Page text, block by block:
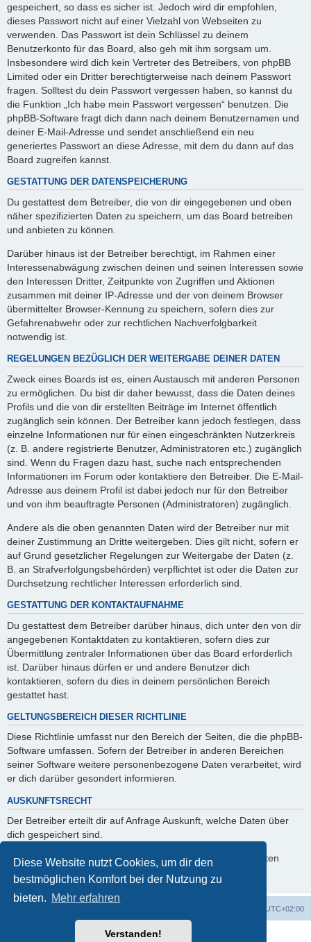
Diese Website nutzt Cookies, um dir den
bestmöglichen Komfort bei der Nutzung zu
bieten. Mehr erfahren
Verstanden!
gespeichert, so dass es sicher ist. Jedoch wird dir empfohlen,
dieses Passwort nicht auf einer Vielzahl von Webseiten zu
verwenden. Das Passwort ist dein Schlüssel zu deinem
Benutzerkonto für das Board, also geh mit ihm sorgsam um.
Insbesondere wird dich kein Vertreter des Betreibers, von phpBB
Limited oder ein Dritter berechtigterweise nach deinem Passwort
fragen. Solltest du dein Passwort vergessen haben, so kannst du
die Funktion „Ich habe mein Passwort vergessen“ benutzen. Die
phpBB-Software fragt dich dann nach deinem Benutzernamen und
deiner E-Mail-Adresse und sendet anschließend ein neu
generiertes Passwort an diese Adresse, mit dem du dann auf das
Board zugreifen kannst.
GESTATTUNG DER DATENSPEICHERUNG
Du gestattest dem Betreiber, die von dir eingegebenen und oben
näher spezifizierten Daten zu speichern, um das Board betreiben
und anbieten zu können.
Darüber hinaus ist der Betreiber berechtigt, im Rahmen einer
Interessenabwägung zwischen deinen und seinen Interessen sowie
den Interessen Dritter, Zeitpunkte von Zugriffen und Aktionen
zusammen mit deiner IP-Adresse und der von deinem Browser
übermittelter Browser-Kennung zu speichern, sofern dies zur
Gefahrenabwehr oder zur rechtlichen Nachverfolgbarkeit
notwendig ist.
REGELUNGEN BEZÜGLICH DER WEITERGABE DEINER DATEN
Zweck eines Boards ist es, einen Austausch mit anderen Personen
zu ermöglichen. Du bist dir daher bewusst, dass die Daten deines
Profils und die von dir erstellten Beiträge im Internet öffentlich
zugänglich sein können. Der Betreiber kann jedoch festlegen, dass
einzelne Informationen nur für einen eingeschränkten Nutzerkreis
(z. B. andere registrierte Benutzer, Administratoren etc.) zugänglich
sind. Wenn du Fragen dazu hast, suche nach entsprechenden
Informationen im Forum oder kontaktiere den Betreiber. Die E-Mail-
Adresse aus deinem Profil ist dabei jedoch nur für den Betreiber
und von ihm beauftragte Personen (Administratoren) zugänglich.
Andere als die oben genannten Daten wird der Betreiber nur mit
deiner Zustimmung an Dritte weitergeben. Dies gilt nicht, sofern er
auf Grund gesetzlicher Regelungen zur Weitergabe der Daten (z.
B. an Strafverfolgungsbehörden) verpflichtet ist oder die Daten zur
Durchsetzung rechtlicher Interessen erforderlich sind.
GESTATTUNG DER KONTAKTAUFNAHME
Du gestattest dem Betreiber darüber hinaus, dich unter den von dir
angegebenen Kontaktdaten zu kontaktieren, sofern dies zur
Übermittlung zentraler Informationen über das Board erforderlich
ist. Darüber hinaus dürfen er und andere Benutzer dich
kontaktieren, sofern du dies in deinem persönlichen Bereich
gestattet hast.
GELTUNGSBEREICH DIESER RICHTLINIE
Diese Richtlinie umfasst nur den Bereich der Seiten, die die phpBB-
Software umfassen. Sofern der Betreiber in anderen Bereichen
seiner Software weitere personenbezogene Daten verarbeitet, wird
er dich darüber gesondert informieren.
AUSKUNFTSRECHT
Der Betreiber erteilt dir auf Anfrage Auskunft, welche Daten über
dich gespeichert sind.
Du kannst jederzeit die Löschung bzw. Sperrung deiner Daten
verlangen. Kontaktiere hierzu bitte den Betreiber.
UTC+02:00
Powered byphpBB® Forum Software © phpBB Limited